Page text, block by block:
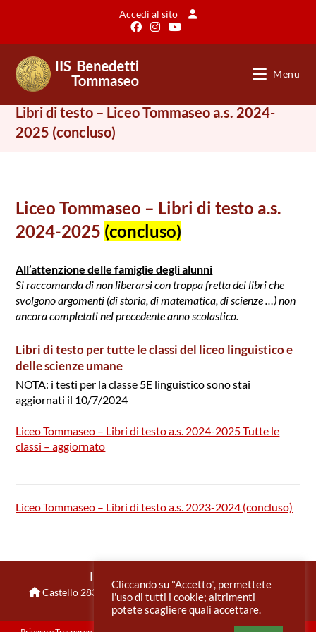
Accedi al sito
Menu
Libri di testo – Liceo Tommaseo a.s. 2024-
2025 (concluso)
Liceo Tommaseo – Libri di testo a.s.
2024-2025 (concluso)
All’attenzione delle famiglie degli alunni
Si raccomanda di non liberarsi con troppa fretta dei libri che
svolgono argomenti (di storia, di matematica, di scienze …) non
ancora completati nel precedente anno scolastico.
Libri di testo per tutte le classi del liceo linguistico e
delle scienze umane
NOTA: i testi per la classe 5E linguistico sono stai
aggiornati il 10/7/2024
Liceo Tommaseo – Libri di testo a.s. 2024-2025 Tutte le
classi – aggiornato
Liceo Tommaseo – Libri di testo a.s. 2023-2024 (concluso)
IIS Benedetti Tommaseo
Castello 2835 30122Venezia VE
0415225369
veis026004@istruzione.it
Cliccando su "Accetto", permettete
l'uso di tutti i cookie; altrimenti
potete scagliere quali accettare.